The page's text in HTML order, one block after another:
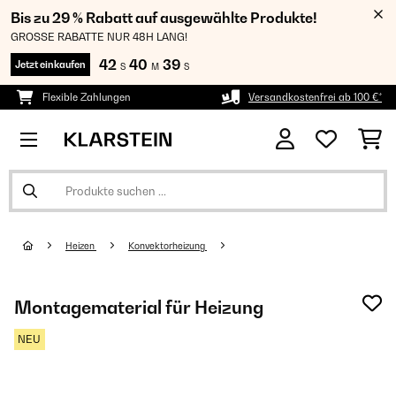
Bis zu 29 % Rabatt auf ausgewählte Produkte!
GROSSE RABATTE NUR 48H LANG!
Jetzt einkaufen 42 S 40 M 39 S
Flexible Zahlungen Versandkostenfrei ab 100 €*
Heizen Konvektorheizung
Montagematerial für Heizung
NEU